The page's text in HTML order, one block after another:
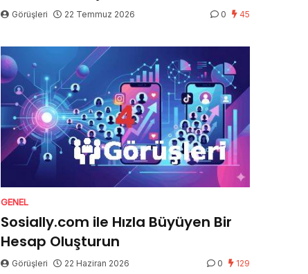
Görüşleri 22 Temmuz 2026 0 45
GENEL
Sosially.com ile Hızla Büyüyen Bir
Hesap Oluşturun
Görüşleri 22 Haziran 2026 0 129